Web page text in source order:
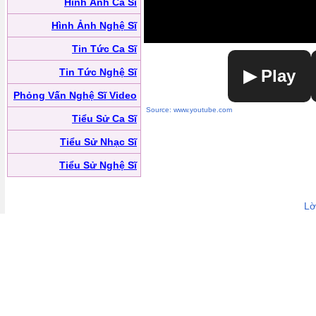
Hình Ảnh Nghệ Sĩ
Tin Tức Ca Sĩ
Tin Tức Nghệ Sĩ
Phỏng Vấn Nghệ Sĩ Video
Tiểu Sử Ca Sĩ
Tiểu Sử Nhạc Sĩ
Tiểu Sử Nghệ Sĩ
▶ Play
Source: www.youtube.com